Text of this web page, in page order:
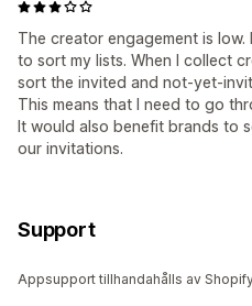
The creator engagement is
to sort my lists. When I collect
sort the invited and not-yet-
This means that I need to go
It would also benefit brands to
our invitations.
Support
Appsupport tillhandahålls av